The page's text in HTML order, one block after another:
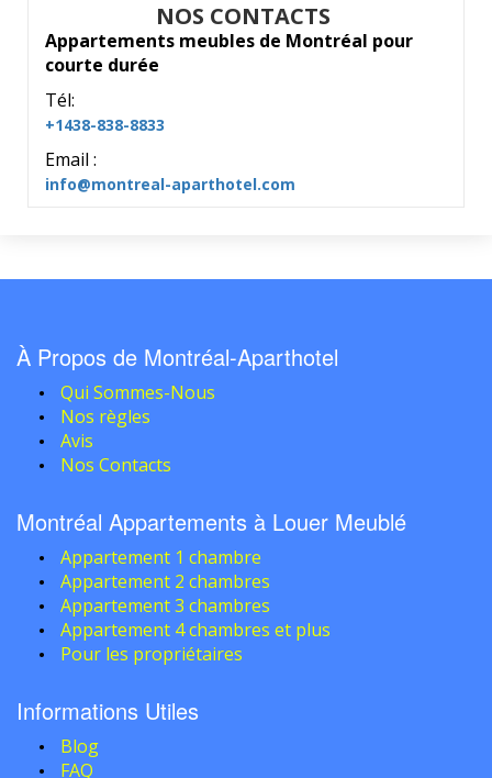
NOS CONTACTS
Appartements meubles de Montréal pour
courte durée
Tél:
+1438-838-8833
Email :
info@montreal-aparthotel.com
À Propos de Montréal-Aparthotel
Qui Sommes-Nous
Nos règles
Avis
Nos Contacts
Montréal Appartements à Louer Meublé
Appartement 1 chambre
Appartement 2 chambres
Appartement 3 chambres
Appartement 4 chambres et plus
Pour les propriétaires
Informations Utiles
Blog
FAQ